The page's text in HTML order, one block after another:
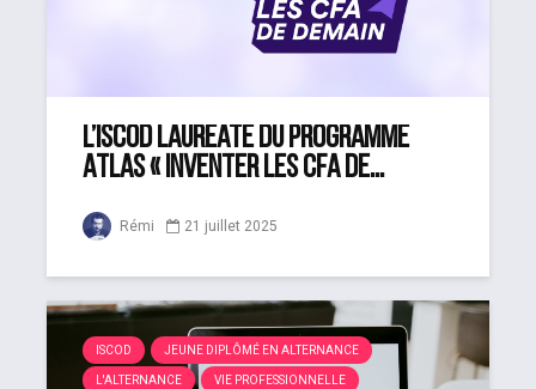
L’iSCOD lauréate du programme
Atlas « Inventer les CFA de...
Rémi 21 juillet 2025
ISCOD JEUNE DIPLÔMÉ EN ALTERNANCE
L'ALTERNANCE VIE PROFESSIONNELLE